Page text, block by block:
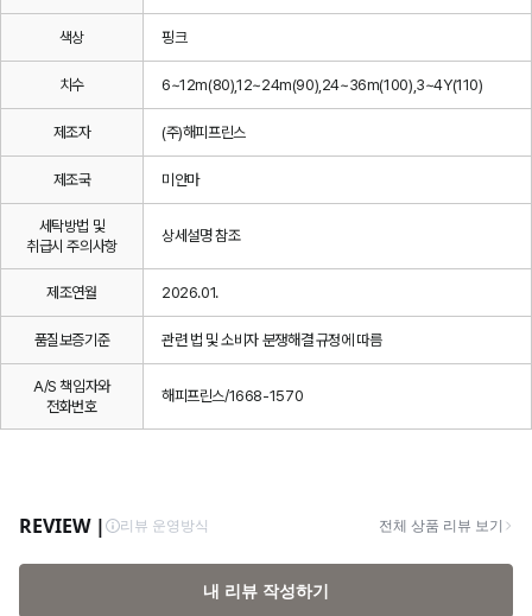
색상 핑크
치수 6~12m(80),12~24m(90),24~36m(100),3~4Y(110)
제조자 (주)해피프린스
제조국 미얀마
세탁방법 및
취급시 주의사항
상세설명 참조
제조연월 2026.01.
품질보증기준 관련 법 및 소비자 분쟁해결 규정에 따름
A/S 책임자와
전화번호
해피프린스/1668-1570